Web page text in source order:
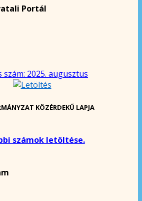
Portál
szám: 2025. augusztus
KÖZÉRDEKŰ LAPJA
számok letöltése.